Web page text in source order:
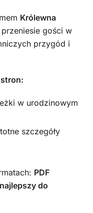
Królewna
przeniesie gości w
przygód i
w urodzinowym
szczegóły
PDF
do